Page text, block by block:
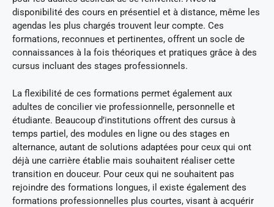
disponibilité des cours en présentiel et à distance, même les
agendas les plus chargés trouvent leur compte. Ces
formations, reconnues et pertinentes, offrent un socle de
connaissances à la fois théoriques et pratiques grâce à des
cursus incluant des stages professionnels.
La flexibilité de ces formations permet également aux
adultes de concilier vie professionnelle, personnelle et
étudiante. Beaucoup d’institutions offrent des cursus à
temps partiel, des modules en ligne ou des stages en
alternance, autant de solutions adaptées pour ceux qui ont
déjà une carrière établie mais souhaitent réaliser cette
transition en douceur. Pour ceux qui ne souhaitent pas
rejoindre des formations longues, il existe également des
formations professionnelles plus courtes, visant à acquérir